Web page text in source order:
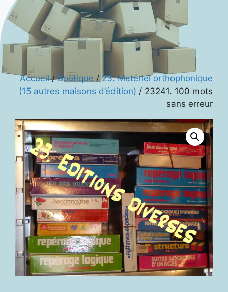
Accueil/Boutique /23. Matériel orthophonique
(15 autres maisons d’édition) / 23241. 100 mots
sans erreur